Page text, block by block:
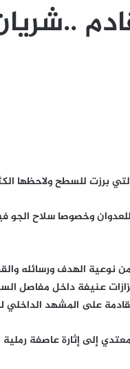
برزت للسطح ولاحظها
نوعية الهدف ورسائله
عنيفة داخل مفاصل
على المشهد الداخلي
إلى إثارة عاصفة